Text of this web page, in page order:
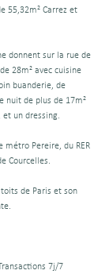
55,32m² Carrez et
donnent sur la rue de
28m² avec cuisine
buanderie, de
nuit de plus de 17m²
un dressing.
Pereire, du RER
Courcelles.
de Paris et son
7j/7